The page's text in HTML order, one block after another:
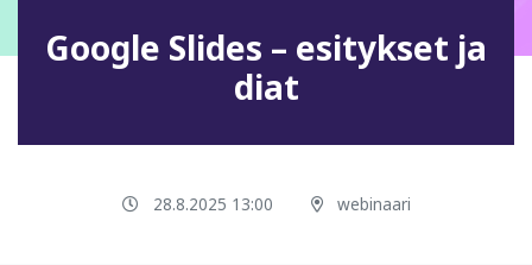
Google Slides – esitykset ja
diat
28.8.2025 13:00 webinaari